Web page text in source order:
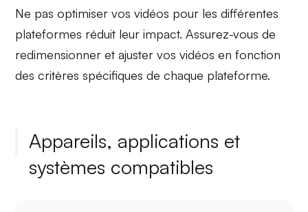
Ne pas optimiser vos vidéos pour les différentes
plateformes réduit leur impact. Assurez-vous de
redimensionner et ajuster vos vidéos en fonction
des critères spécifiques de chaque plateforme.
Appareils, applications et
systèmes compatibles